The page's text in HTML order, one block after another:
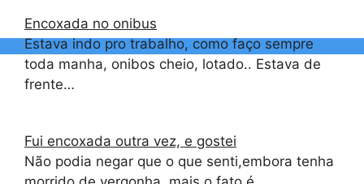
Encoxada no onibus
Estava indo pro trabalho, como faço sempre
toda manha, onibos cheio, lotado.. Estava de
frente…
Fui encoxada outra vez, e gostei
Não podia negar que o que senti,embora tenha